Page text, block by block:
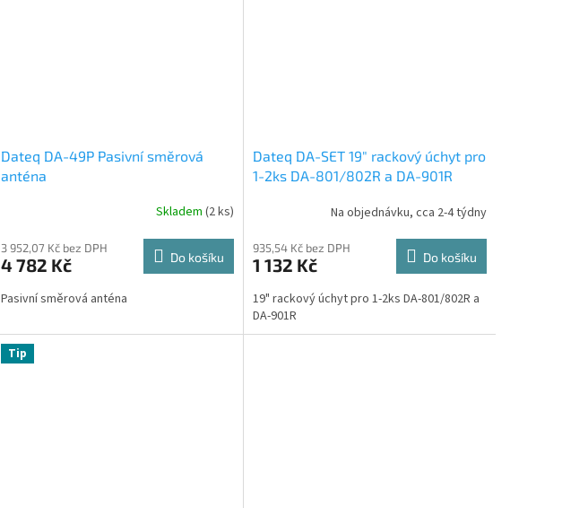
Dateq DA-49P Pasivní směrová
anténa
Skladem (2 ks)
3 952,07 Kč bez DPH
4 782 Kč Do košíku
Pasivní směrová anténa
Dateq DA-SET 19" rackový úchyt pro
1-2ks DA-801/802R a DA-901R
Na objednávku, cca 2-4 týdny
935,54 Kč bez DPH
1 132 Kč Do košíku
19" rackový úchyt pro 1-2ks DA-801/802R a
DA-901R
Tip